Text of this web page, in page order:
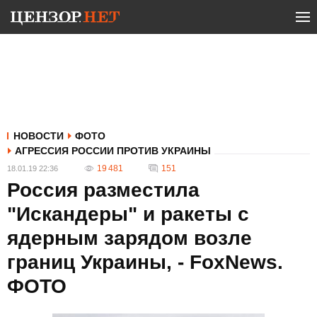
НОВОСТИ
ФОТО
АГРЕССИЯ РОССИИ ПРОТИВ УКРАИНЫ
18.01.19 22:36 19 481 151
Россия разместила
"Искандеры" и ракеты с
ядерным зарядом возле
границ Украины, - FoxNews.
ФОТО